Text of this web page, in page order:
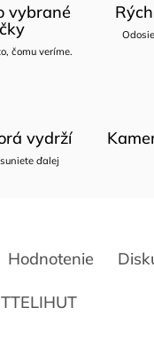
vybrané
čomu veríme.
vydrží
ďalej
Hodnotenie